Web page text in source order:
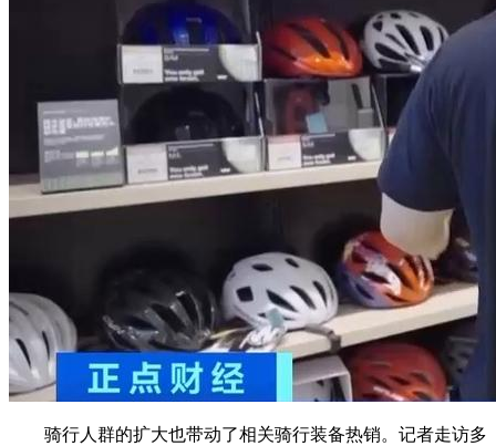
骑行人群的扩大也带动了相关骑行装备热销。记者走访多